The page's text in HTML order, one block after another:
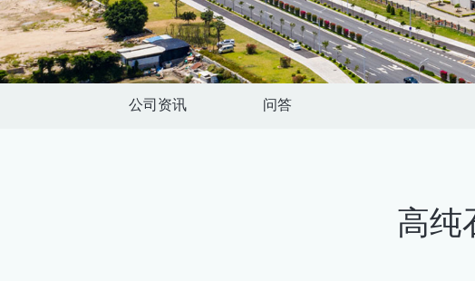
公司资讯 问答
高纯